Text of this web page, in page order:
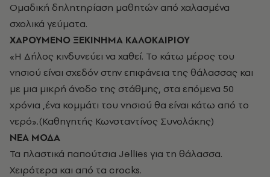
Ομαδική δηλητηρίαση μαθητών από χαλασμένα
σχολικά γεύματα.
ΧΑΡΟΥΜΕΝΟ ΞΕΚΙΝΗΜΑ ΚΑΛΟΚΑΙΡΙΟΥ
«Η Δήλος κινδυνεύει να χαθεί. Το κάτω μέρος του
νησιού είναι σχεδόν στην επιφάνεια της θάλασσας και
με μια μικρή άνοδο της στάθμης, στα επόμενα 50
χρόνια ,ένα κομμάτι του νησιού θα είναι κάτω από το
νερό».(Καθηγητής Κωνσταντίνος Συνολάκης)
ΝΕΑ ΜΟΔΑ
Τα πλαστικά παπούτσια Jellies για τη θάλασσα.
Χειρότερα και από τα crocks.